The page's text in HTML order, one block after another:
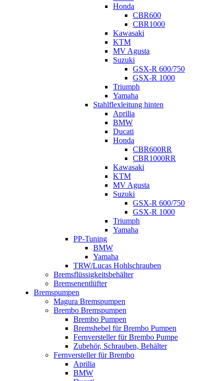
Honda
CBR600
CBR1000
Kawasaki
KTM
MV Agusta
Suzuki
GSX-R 600/750
GSX-R 1000
Triumph
Yamaha
Stahlflexleitung hinten
Aprilia
BMW
Ducati
Honda
CBR600RR
CBR1000RR
Kawasaki
KTM
MV Agusta
Suzuki
GSX-R 600/750
GSX-R 1000
Triumph
Yamaha
PP-Tuning
BMW
Yamaha
TRW/Lucas Hohlschrauben
Bremsflüssigkeitsbehälter
Bremsenentlüfter
Bremspumpen
Magura Bremspumpen
Brembo Bremspumpen
Brembo Pumpen
Bremshebel für Brembo Pumpen
Fernversteller für Brembo Pumpe
Zubehör, Schrauben, Behälter
Fernversteller für Brembo
Aprilia
BMW